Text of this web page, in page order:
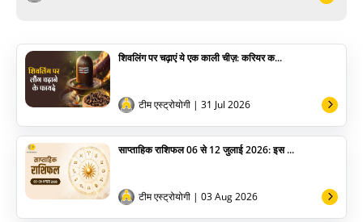
योग
अन्य
शिवलिंग पर चढ़ाएं ये एक काली चीज़: करियर क...
टीम एस्ट्रोयोगी | 31 Jul 2026
साप्ताहिक राशिफल 06 से 12 जुलाई 2026: इस ...
टीम एस्ट्रोयोगी | 03 Aug 2026